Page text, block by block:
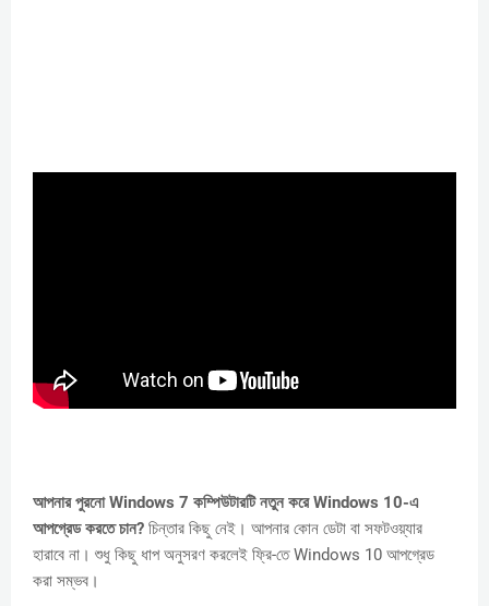
আপনার পুরনো Windows 7 কম্পিউটারটি নতুন করে Windows 10-এ
আপগ্রেড করতে চান? চিন্তার কিছু নেই। আপনার কোন ডেটা বা সফটওয়্যার
হারাবে না। শুধু কিছু ধাপ অনুসরণ করলেই ফ্রি-তে Windows 10 আপগ্রেড
করা সম্ভব।